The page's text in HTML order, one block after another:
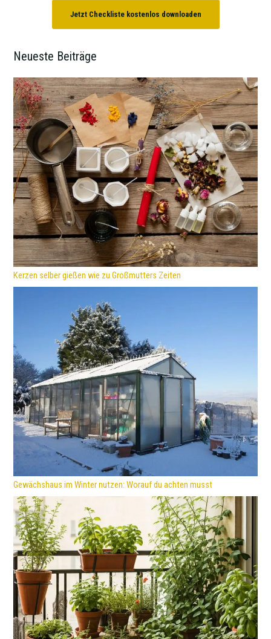
Jetzt Checkliste kostenlos downloaden
Neueste Beiträge
Kerzen selber gießen wie zu Großmutters Zeiten
Gewächshaus im Winter nutzen: Worauf du achten musst